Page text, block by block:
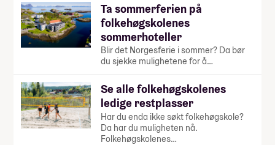
Ta sommerferien på
folkehøgskolenes
sommerhoteller
Blir det Norgesferie i sommer? Da bør
du sjekke mulighetene for å…
Se alle folkehøgskolenes
ledige restplasser
Har du enda ikke søkt folkehøgskole?
Da har du muligheten nå.
Folkehøgskolenes…